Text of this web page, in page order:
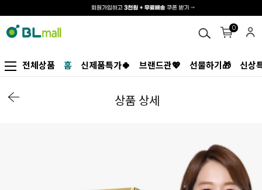
0
전체상품 홈 신제품특가🍀 브랜드관💖 선물하기🎁 신상
상품 상세